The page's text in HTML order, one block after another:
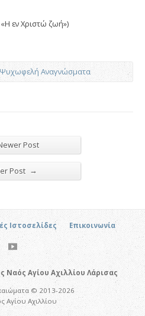
εν Χριστώ ζωή»)
Ψυχωφελή Αναγνώσματα
Post
Post →
Ιστοσελίδες Επικοινωνία
Ναός Αγίου Αχιλλίου Λάρισας
© 2013-2026
Αγίου Αχιλλίου